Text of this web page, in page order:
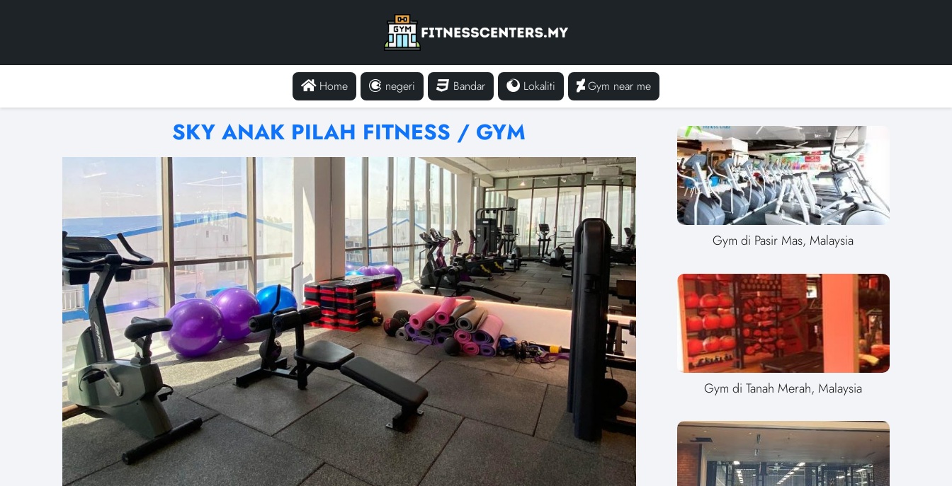
Home negeri Bandar Lokaliti Gym near me
SKY ANAK PILAH FITNESS / GYM
Gym di Pasir Mas, Malaysia
Gym di Tanah Merah, Malaysia